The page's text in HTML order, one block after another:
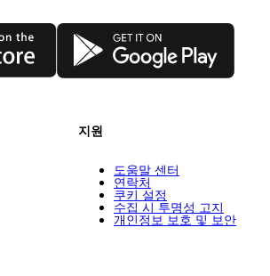
Google Play
지원
도움말 센터
연락처
쿠키 설정
수집 시 투명성 고지
개인정보 보호 및 보안